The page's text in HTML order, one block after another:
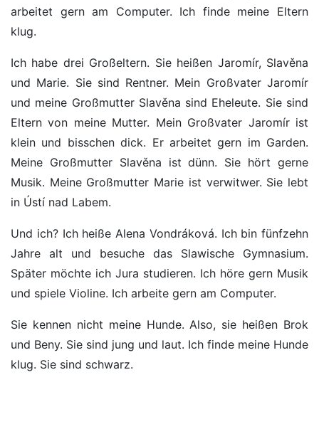
arbeitet gern am Computer. Ich finde meine Eltern
klug.
Ich habe drei Großeltern. Sie heißen Jaromír, Slavěna
und Marie. Sie sind Rentner. Mein Großvater Jaromír
und meine Großmutter Slavěna sind Eheleute. Sie sind
Eltern von meine Mutter. Mein Großvater Jaromír ist
klein und bisschen dick. Er arbeitet gern im Garden.
Meine Großmutter Slavěna ist dünn. Sie hört gerne
Musik. Meine Großmutter Marie ist verwitwer. Sie lebt
in Ústí nad Labem.
Und ich? Ich heiße Alena Vondráková. Ich bin fünfzehn
Jahre alt und besuche das Slawische Gymnasium.
Später möchte ich Jura studieren. Ich höre gern Musik
und spiele Violine. Ich arbeite gern am Computer.
Sie kennen nicht meine Hunde. Also, sie heißen Brok
und Beny. Sie sind jung und laut. Ich finde meine Hunde
klug. Sie sind schwarz.